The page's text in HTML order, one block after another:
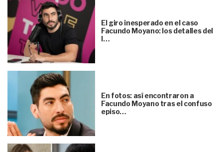
El giro inesperado en el caso
Facundo Moyano: los detalles del
l…
En fotos: así encontraron a
Facundo Moyano tras el confuso
episo…